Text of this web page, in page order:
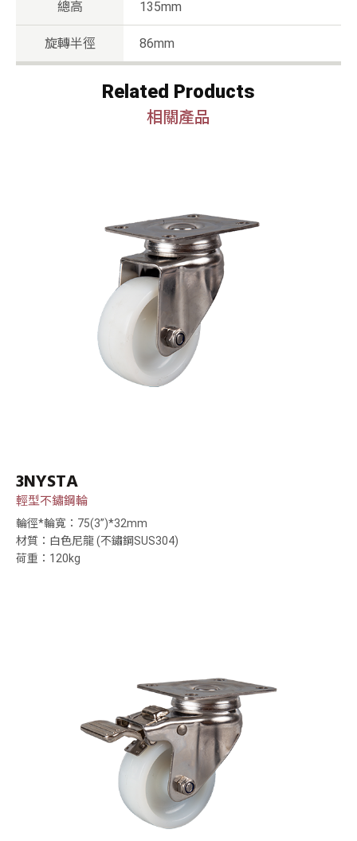
總高 135mm
旋轉半徑 86mm
Related Products
相關產品
3NYSTA
輕型不鏽鋼輪
輪徑*輪寬：75(3”)*32mm
材質：白色尼龍 (不鏽鋼SUS304)
荷重：120kg